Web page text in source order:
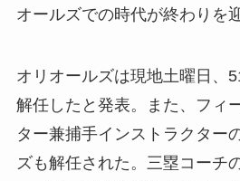
オールズでの時代が終わりを
オリオールズは現地土曜日、
解任したと発表。また、フィ
ター兼捕手インストラクター
ズも解任された。三塁コーチ